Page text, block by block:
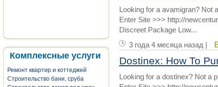
Комплексные услуги
Ремонт квартир и коттеджей
Строительство бани, сруба
Looking for a avamigran? Not
Enter Site >>> http://
Discreet Package Low...
3 года 4 месяца назад |
Dostinex: How To
Looking for a dostinex? Not a